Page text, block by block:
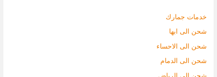
خدمات جمارك
شحن الى ابها
شحن الى الاحساء
شحن الى الدمام